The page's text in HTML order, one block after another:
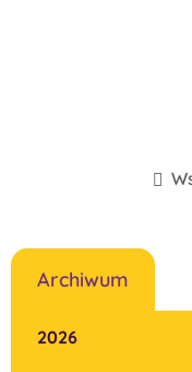
Archiwum
2026